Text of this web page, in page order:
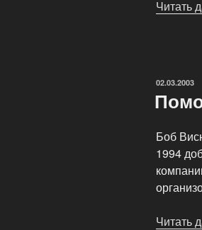
Читать
02.03.2003
Боб
1994
Читать